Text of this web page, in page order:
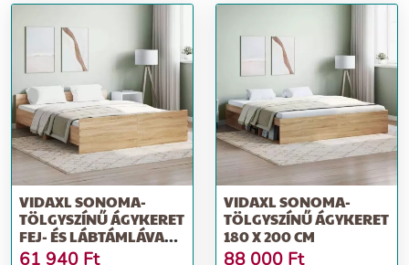
VIDAXL SONOMA-
TÖLGYSZÍNŰ ÁGYKERET
FEJ- ÉS LÁBTÁMLÁVAL
150 X 200 CM
61 940 Ft
VIDAXL SONOMA-
TÖLGYSZÍNŰ ÁGYKERET
180 X 200 CM
88 000 Ft